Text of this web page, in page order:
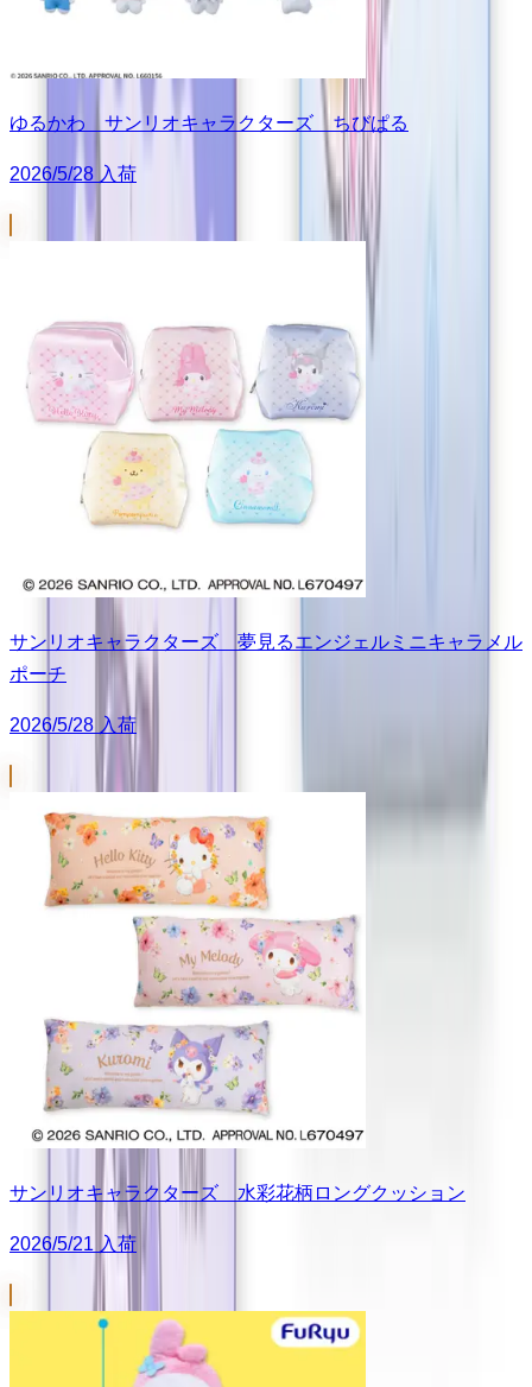
ゆるかわ サンリオキャラクターズ ちびぱる
2026/5/28 入荷
サンリオキャラクターズ 夢見るエンジェルミニキャラメル
ポーチ
2026/5/28 入荷
サンリオキャラクターズ 水彩花柄ロングクッション
2026/5/21 入荷